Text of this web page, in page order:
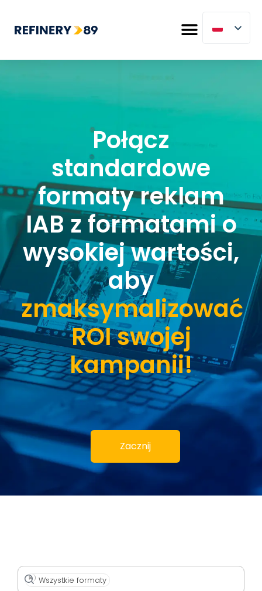
Połącz
standardowe
formaty reklam
IAB z formatami o
wysokiej wartości,
aby
zmaksymalizować
ROI swojej
kampanii!
Zacznij
× Wszystkie formaty